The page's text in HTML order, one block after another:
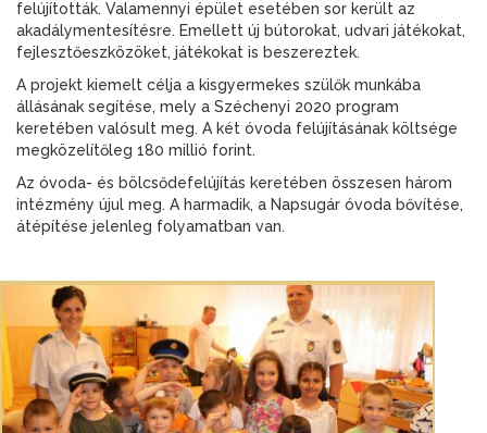
felújították. Valamennyi épület esetében sor került az
akadálymentesítésre. Emellett új bútorokat, udvari játékokat,
fejlesztőeszközöket, játékokat is beszereztek.
A projekt kiemelt célja a kisgyermekes szülők munkába
állásának segítése, mely a Széchenyi 2020 program
keretében valósult meg. A két óvoda felújításának költsége
megközelítőleg 180 millió forint.
Az óvoda- és bölcsődefelújítás keretében összesen három
intézmény újul meg. A harmadik, a Napsugár óvoda bővítése,
átépítése jelenleg folyamatban van.